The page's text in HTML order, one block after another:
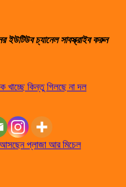
ইউটিউব চ্যানেল সাবস্ক্রাইব করুন
খাচ্ছে কিন্তু গিলছে না দল
প্লাজা আর মিচেল